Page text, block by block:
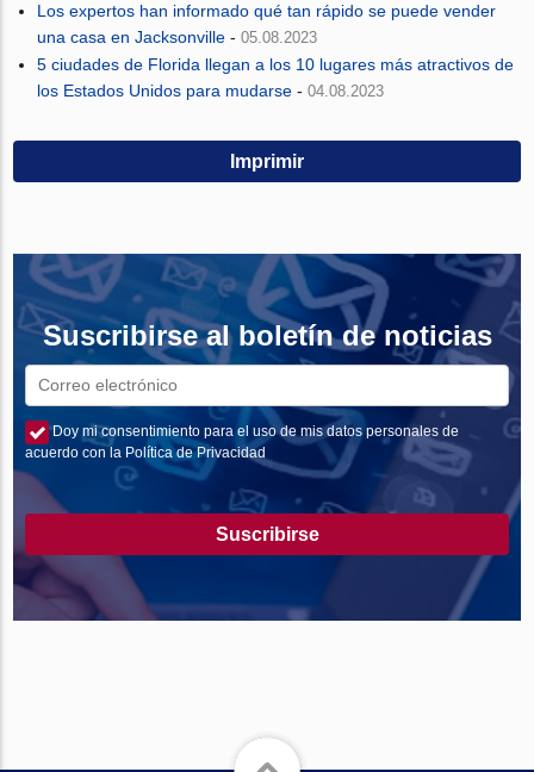
Los expertos han informado qué tan rápido se puede vender
una casa en Jacksonville -05.08.2023
5 ciudades de Florida llegan a los 10 lugares más atractivos de
los Estados Unidos para mudarse -04.08.2023
Imprimir
Suscribirse al boletín de noticias
Doy mi consentimiento para el uso de mis datos personales de
acuerdo con la Política de Privacidad
Suscribirse